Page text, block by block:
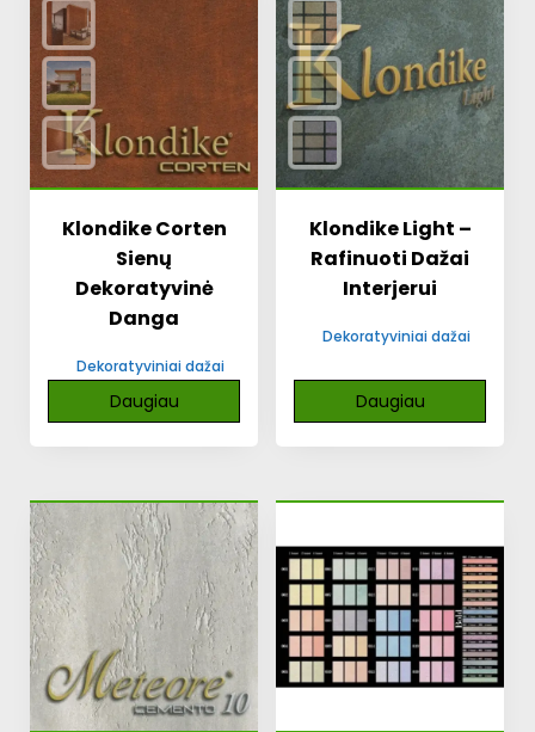
Klondike Corten
Sienų
Dekoratyvinė
Danga
Dekoratyviniai dažai
Daugiau
Klondike Light –
Rafinuoti Dažai
Interjerui
Dekoratyviniai dažai
Daugiau